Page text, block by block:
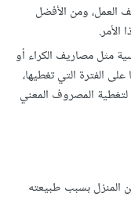
العمل، ومن الأفضل
مثل مصاريف الكراء أو
الفترة التي تغطيها،
المصروف المعني
المنزل بسبب طبيعته